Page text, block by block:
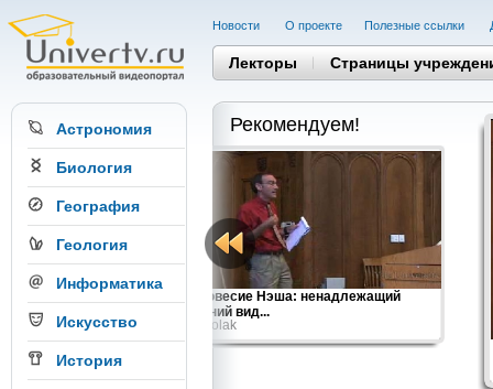
Астрономия
Биология
География
Геология
Информатика
Искусство
История
Новости О проекте Полезные cсылки
Лекторы Страницы
Рекомендуем!
Равновесие Нэша: ненадлежащий
внешний вид...
Ben Polak